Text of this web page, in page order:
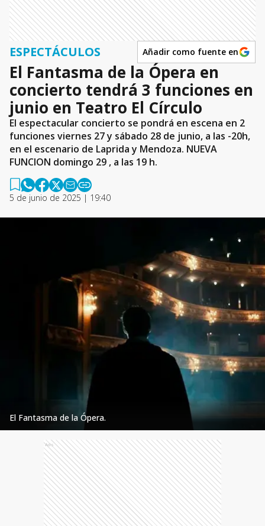
ESPECTÁCULOS Añadir como fuente en
El Fantasma de la Ópera en
concierto tendrá 3 funciones en
junio en Teatro El Círculo
El espectacular concierto se pondrá en escena en 2
funciones viernes 27 y sábado 28 de junio, a las -20h,
en el escenario de Laprida y Mendoza. NUEVA
FUNCION domingo 29 , a las 19 h.
5 de junio de 2025 | 19:40
El Fantasma de la Ópera.
Ads